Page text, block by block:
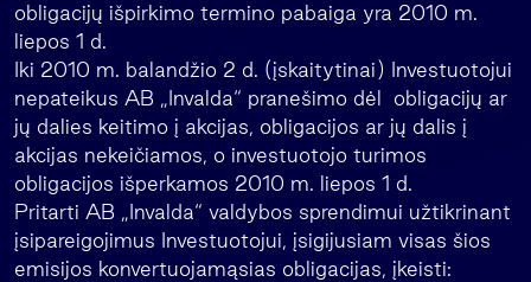
obligacijų išpirkimo termino pabaiga yra 2010 m.
liepos 1 d.
Iki 2010 m. balandžio 2 d. (įskaitytinai) Investuotojui
nepateikus AB „Invalda“ pranešimo dėl obligacijų ar
jų dalies keitimo į akcijas, obligacijos ar jų dalis į
akcijas nekeičiamos, o investuotojo turimos
obligacijos išperkamos 2010 m. liepos 1 d.
Pritarti AB „Invalda“ valdybos sprendimui užtikrinant
įsipareigojimus Investuotojui, įsigijusiam visas šios
emisijos konvertuojamąsias obligacijas, įkeisti: